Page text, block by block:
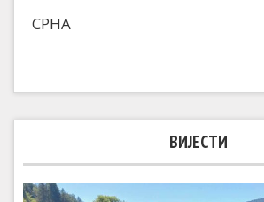
СРНА
ВИЈЕСТИ